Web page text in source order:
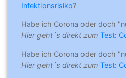
Infektionsrisiko?
Habe ich Corona oder doch
Hier geht´s direkt zum Test:
Habe ich Corona oder doch
Hier geht´s direkt zum Test: